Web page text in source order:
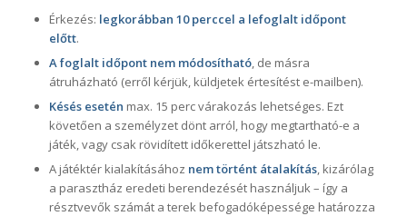
Érkezés: legkorábban 10 perccel a lefoglalt időpont
előtt.
A foglalt időpont nem módosítható, de másra
átruházható (erről kérjük, küldjetek értesítést e-mailben).
Késés esetén max. 15 perc várakozás lehetséges. Ezt
követően a személyzet dönt arról, hogy megtartható-e a
játék, vagy csak rövidített időkerettel játszható le.
A játéktér kialakításához nem történt átalakítás, kizárólag
a parasztház eredeti berendezését használjuk – így a
résztvevők számát a terek befogadóképessége határozza